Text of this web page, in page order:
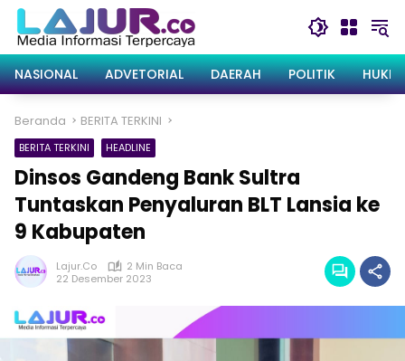
Langsung
konten
NASIONAL
ADVETORIAL DAERAH POLITIK
Beranda BERITA TERKINI
BERITA TERKINI HEADLINE
Dinsos Gandeng Bank Sultra
Tuntaskan Penyaluran BLT Lansia ke
9 Kabupaten
Lajur.co
2 Min Baca
22 Desember 2023